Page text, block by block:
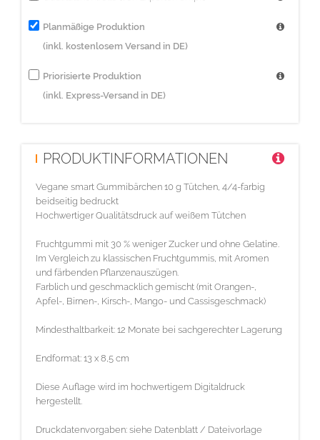
Planmäßige Produktion
(inkl. kostenlosem Versand in DE)
Priorisierte Produktion
(inkl. Express-Versand in DE)
PRODUKTINFORMATIONEN
Vegane smart Gummibärchen 10 g Tütchen, 4/4-farbig
beidseitig bedruckt
Hochwertiger Qualitätsdruck auf weißem Tütchen
Fruchtgummi mit 30 % weniger Zucker und ohne Gelatine.
Im Vergleich zu klassischen Fruchtgummis, mit Aromen
und färbenden Pflanzenauszügen.
Farblich und geschmacklich gemischt (mit Orangen-,
Apfel-, Birnen-, Kirsch-, Mango- und Cassisgeschmack)
Mindesthaltbarkeit: 12 Monate bei sachgerechter Lagerung
Endformat: 13 x 8,5 cm
Diese Auflage wird im hochwertigem Digitaldruck
hergestellt.
Druckdatenvorgaben: siehe Datenblatt / Dateivorlage